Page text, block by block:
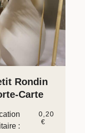
Rondin
Carte
:
0,20
€